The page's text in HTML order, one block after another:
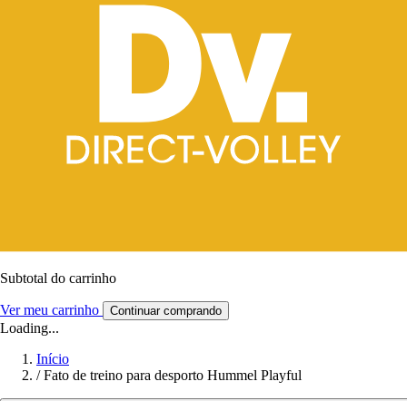
Subtotal do carrinho
Ver meu carrinho Continuar comprando
Loading...
Início
/ Fato de treino para desporto Hummel Playful